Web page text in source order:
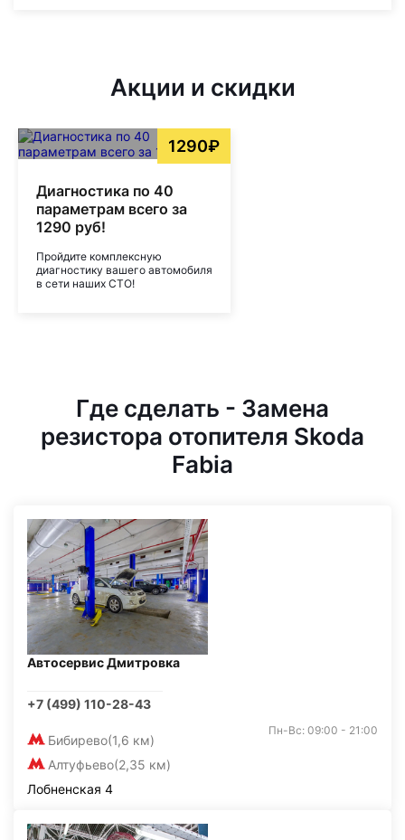
Акции и скидки
1290₽
Диагностика по 40
параметрам всего за
1290 руб!
Пройдите комплексную
диагностику вашего автомобиля
в сети наших СТО!
Где сделать - Замена
резистора отопителя Skoda
Fabia
Автосервис Дмитровка
+7 (499) 110-28-43
Бибирево(1,6 км)
Алтуфьево(2,35 км)
Пн-Вс: 09:00 - 21:00
Лобненская 4